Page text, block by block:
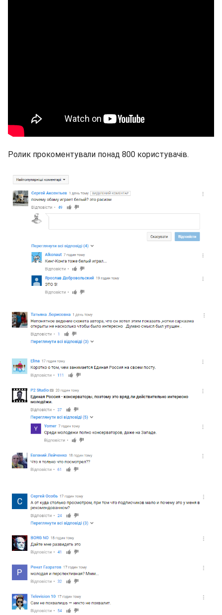
Ролик прокоментували понад 800 користувачів.